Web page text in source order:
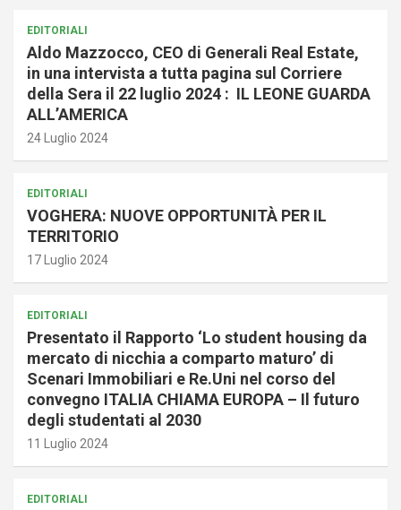
EDITORIALI
Aldo Mazzocco, CEO di Generali Real Estate,
in una intervista a tutta pagina sul Corriere
della Sera il 22 luglio 2024 : IL LEONE GUARDA
ALL’AMERICA
24 Luglio 2024
EDITORIALI
VOGHERA: NUOVE OPPORTUNITÀ PER IL
TERRITORIO
17 Luglio 2024
EDITORIALI
Presentato il Rapporto ‘Lo student housing da
mercato di nicchia a comparto maturo’ di
Scenari Immobiliari e Re.Uni nel corso del
convegno ITALIA CHIAMA EUROPA – Il futuro
degli studentati al 2030
11 Luglio 2024
EDITORIALI